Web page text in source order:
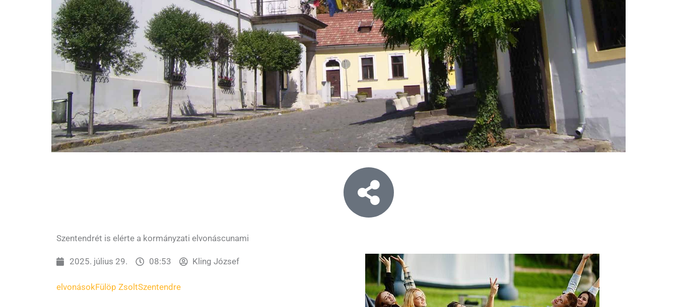
Szentendrét is elérte a kormányzati elvonáscunami
2025. július 29. 08:53 Kling József
elvonásokFülöp ZsoltSzentendre